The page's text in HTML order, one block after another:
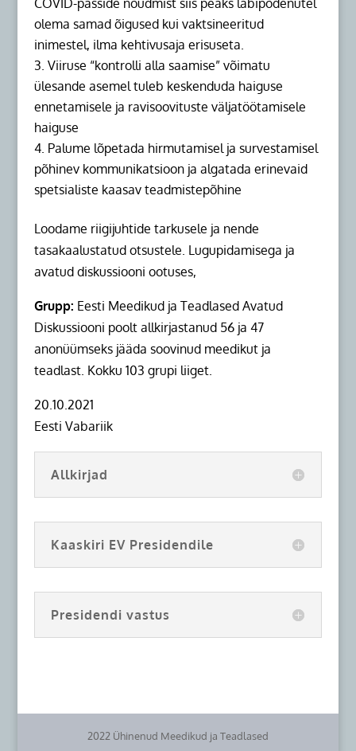
COVID-passide nõudmist siis peaks läbipõdenutel
olema samad õigused kui vaktsineeritud
inimestel, ilma kehtivusaja erisuseta.
Viiruse “kontrolli alla saamise” võimatu
ülesande asemel tuleb keskenduda haiguse
ennetamisele ja ravisoovituste väljatöötamisele
haiguse
Palume lõpetada hirmutamisel ja survestamisel
põhinev kommunikatsioon ja algatada erinevaid
spetsialiste kaasav teadmistepõhine
Loodame riigijuhtide tarkusele ja nende
tasakaalustatud otsustele. Lugupidamisega ja
avatud diskussiooni ootuses,
Grupp: Eesti Meedikud ja Teadlased Avatud
Diskussiooni poolt allkirjastanud 56 ja 47
anonüümseks jääda soovinud meedikut ja
teadlast. Kokku 103 grupi liiget.
20.10.2021
Eesti Vabariik
Allkirjad
Kaaskiri EV Presidendile
Presidendi vastus
2022 Ühinenud Meedikud ja Teadlased